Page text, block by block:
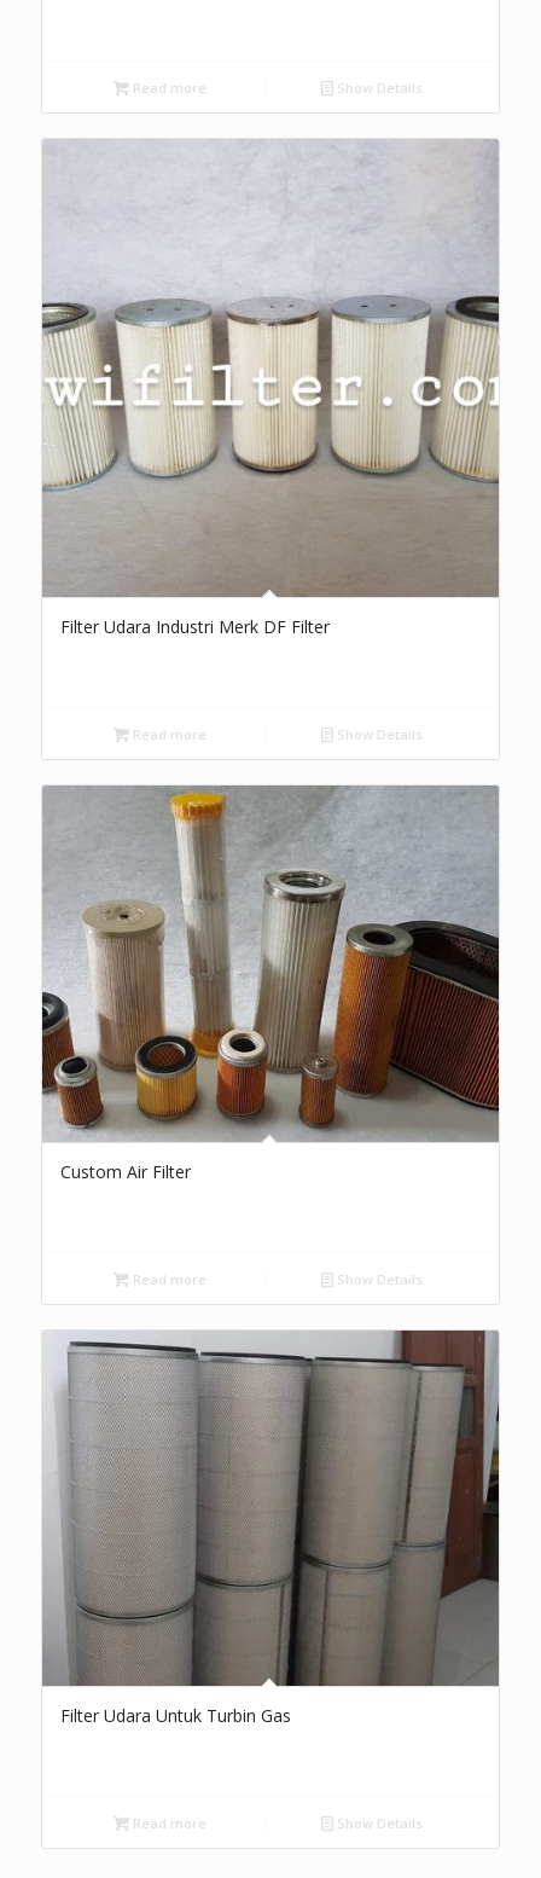
Read more Show Details
Filter Udara Industri Merk DF Filter
Read more Show Details
Custom Air Filter
Read more Show Details
Filter Udara Untuk Turbin Gas
Read more Show Details